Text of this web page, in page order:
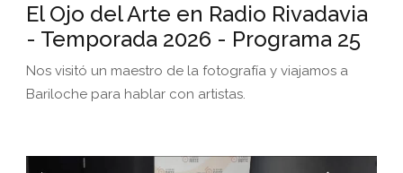
El Ojo del Arte en Radio Rivadavia
- Temporada 2026 - Programa 25
Nos visitó un maestro de la fotografía y viajamos a
Bariloche para hablar con artistas.